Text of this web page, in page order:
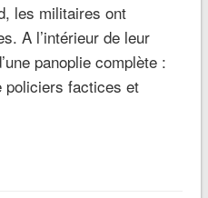
les militaires ont
A l’intérieur de leur
panoplie complète :
policiers factices et